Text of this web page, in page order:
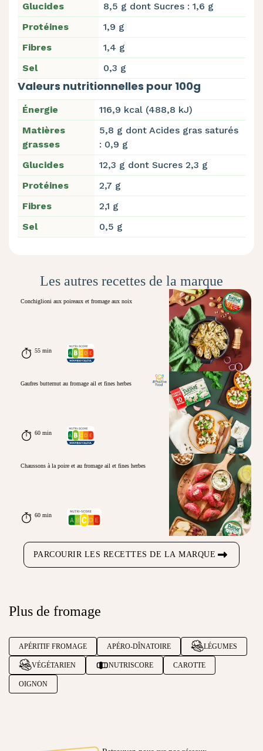
Glucides
8,5 g dont Sucres : 1,6 g
Protéines
1,9 g
Fibres
1,4 g
Sel
0,3 g
Valeurs nutritionnelles pour 100g
Énergie
116,9 kcal (488,8 kJ)
Matières
grasses
5,8 g dont Acides gras saturés
: 0,9 g
Glucides
12,3 g dont Sucres 2,3 g
Protéines
2,7 g
Fibres
2,1 g
Sel
0,5 g
Les autres recettes de la marque
Conchiglioni aux poireaux et fromage aux noix
55 min
Gaufres butternut au fromage ail et fines herbes
60 min
Chaussons à la poire et au fromage ail et fines herbes
60 min
PARCOURIR LES RECETTES DE LA MARQUE
Plus de fromage
APÉRITIF FROMAGE APÉRO-DÎNATOIRE LÉGUMES
VÉGÉTARIEN NUTRISCORE CAROTTE
OIGNON